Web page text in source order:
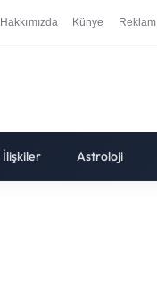
Hakkımızda Künye Reklam
İlişkiler Astroloji